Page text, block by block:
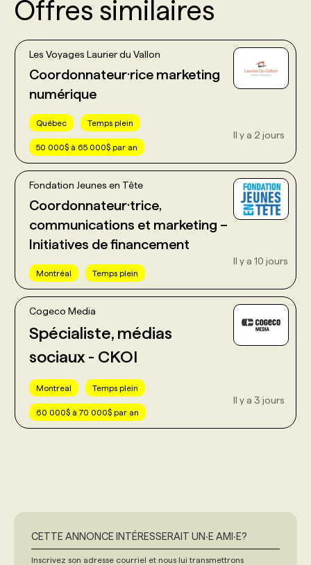
Offres similaires
Les Voyages Laurier du Vallon
Coordonnateur·rice marketing
numérique
Québec Temps plein
50 000$ à 65 000$ par an
Il y a 2 jours
Fondation Jeunes en Tête
Coordonnateur·trice,
communications et marketing –
Initiatives de financement
Montréal Temps plein
Il y a 10 jours
Cogeco Media
Spécialiste, médias
sociaux - CKOI
Montreal Temps plein
60 000$ à 70 000$ par an
Il y a 3 jours
CETTE ANNONCE INTÉRESSERAIT UN‧E AMI‧E?
Inscrivez son adresse courriel et nous lui transmettrons